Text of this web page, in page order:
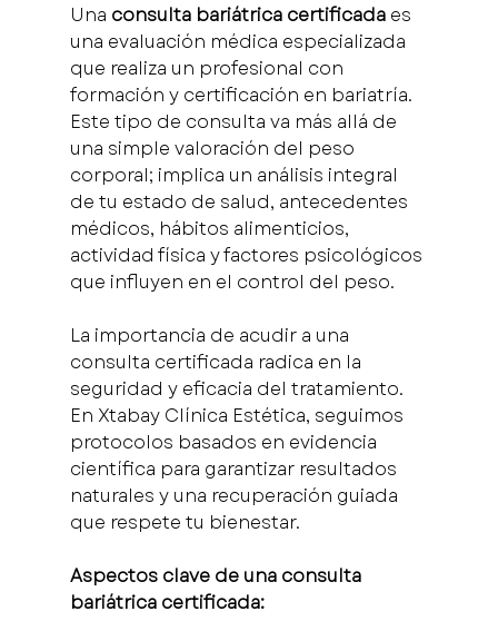
Una consulta bariátrica certificada es
una evaluación médica especializada
que realiza un profesional con
formación y certificación en bariatría.
Este tipo de consulta va más allá de
una simple valoración del peso
corporal; implica un análisis integral
de tu estado de salud, antecedentes
médicos, hábitos alimenticios,
actividad física y factores psicológicos
que influyen en el control del peso.
La importancia de acudir a una
consulta certificada radica en la
seguridad y eficacia del tratamiento.
En Xtabay Clínica Estética, seguimos
protocolos basados en evidencia
científica para garantizar resultados
naturales y una recuperación guiada
que respete tu bienestar.
Aspectos clave de una consulta
bariátrica certificada: